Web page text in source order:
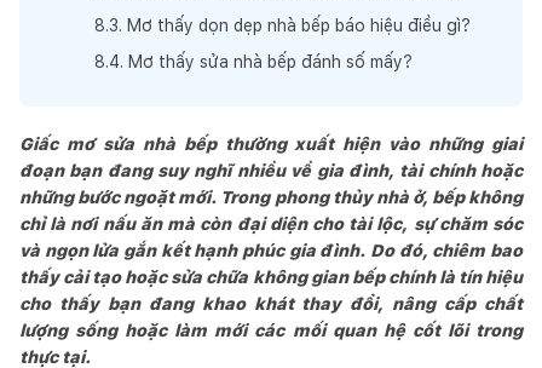
8.3. Mơ thấy dọn dẹp nhà bếp báo hiệu điều gì?
8.4. Mơ thấy sửa nhà bếp đánh số mấy?
Giấc mơ sửa nhà bếp thường xuất hiện vào những giai
đoạn bạn đang suy nghĩ nhiều về gia đình, tài chính hoặc
những bước ngoặt mới. Trong phong thủy nhà ở, bếp không
chỉ là nơi nấu ăn mà còn đại diện cho tài lộc, sự chăm sóc
và ngọn lửa gắn kết hạnh phúc gia đình. Do đó, chiêm bao
thấy cải tạo hoặc sửa chữa không gian bếp chính là tín hiệu
cho thấy bạn đang khao khát thay đổi, nâng cấp chất
lượng sống hoặc làm mới các mối quan hệ cốt lõi trong
thực tại.